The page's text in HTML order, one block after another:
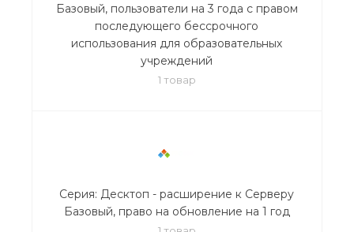
Базовый, пользователи на 3 года с правом
последующего бессрочного
использования для образовательных
учреждений
1 товар
Серия: Десктоп - расширение к Серверу
Базовый, право на обновление на 1 год